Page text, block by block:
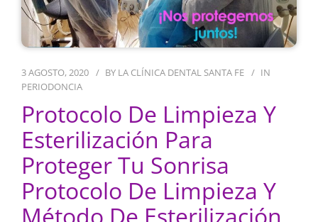
3 AGOSTO, 2020 BY LA CLÍNICA DENTAL SANTA FE
IN
PERIODONCIA
Protocolo De Limpieza Y
Esterilización Para
Proteger Tu Sonrisa
Protocolo De Limpieza Y
Método De Esterilización